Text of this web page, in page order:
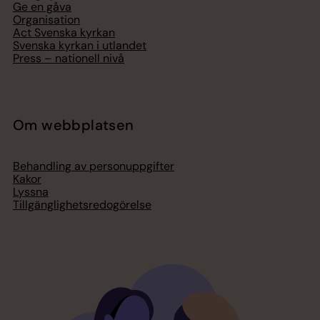
Ge en gåva
Organisation
Act Svenska kyrkan
Svenska kyrkan i utlandet
Press – nationell nivå
Om webbplatsen
Behandling av personuppgifter
Kakor
Lyssna
Tillgänglighetsredogörelse